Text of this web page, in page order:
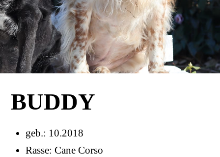
BUDDY
geb.: 10.2018
Rasse: Cane Corso